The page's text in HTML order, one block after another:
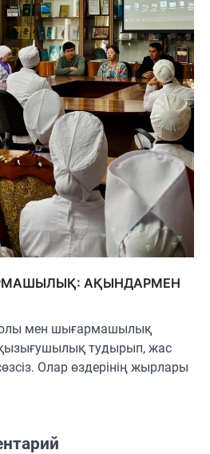
АҚЫНДАРМЕН
мен шығармашылық
тудырып, жас
Олар өздерінің жырлары